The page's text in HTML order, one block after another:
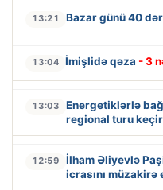
13:21 Bazar günü 40
13:04 İmişlidə qəza - 3
13:03
Energetiklərlə
regional turu
12:59
İlham Əliyevlə
icrasını müzakirə